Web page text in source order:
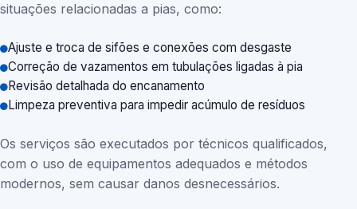
situações relacionadas a pias, como:
Ajuste e troca de sifões e conexões com desgaste
Correção de vazamentos em tubulações ligadas à pia
Revisão detalhada do encanamento
Limpeza preventiva para impedir acúmulo de resíduos
Os serviços são executados por técnicos qualificados,
com o uso de equipamentos adequados e métodos
modernos, sem causar danos desnecessários.